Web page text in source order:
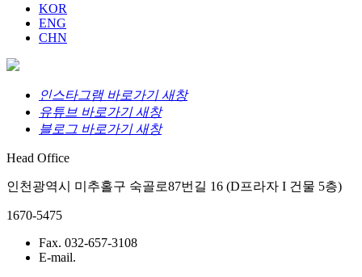
KOR
ENG
CHN
인스타그램 바로가기 새창
유튜브 바로가기 새창
블로그 바로가기 새창
Head Office
인천광역시 미추홀구 숙골로87번길 16 (D프라자 I 건물 5층)
1670-5475
Fax. 032-657-3108
E-mail.